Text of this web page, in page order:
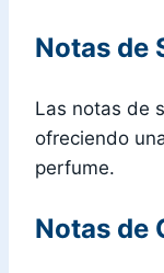
Notas de
Las notas de
ofreciendo
perfume.
Notas de